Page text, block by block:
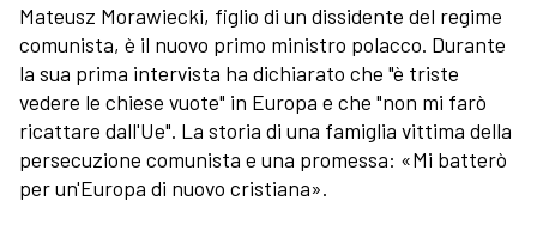
Mateusz Morawiecki, figlio di un dissidente del regime
comunista, è il nuovo primo ministro polacco. Durante
la sua prima intervista ha dichiarato che "è triste
vedere le chiese vuote" in Europa e che "non mi farò
ricattare dall'Ue". La storia di una famiglia vittima della
persecuzione comunista e una promessa: «Mi batterò
per un'Europa di nuovo cristiana».